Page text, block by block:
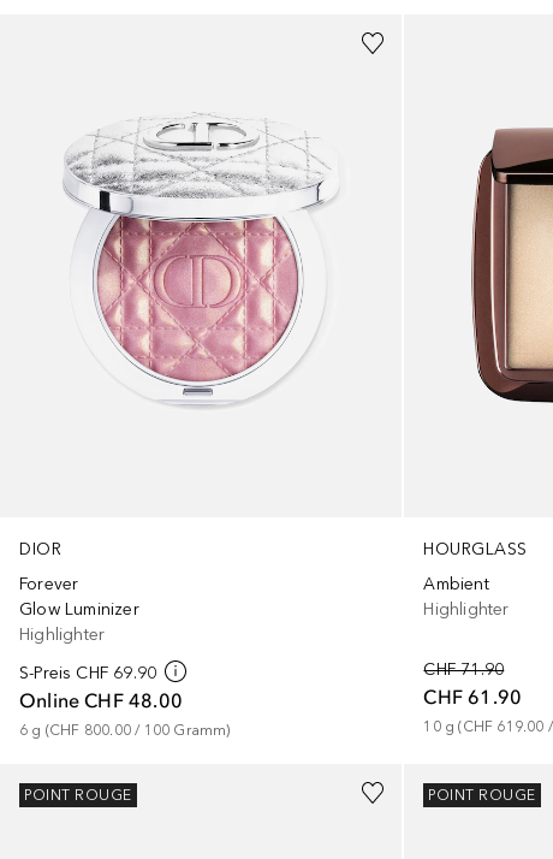
DIOR
Forever
Glow Luminizer
Highlighter
S-Preis CHF 69.90
Online CHF 48.00
6 g (CHF 800.00 / 100 Gramm)
HOURGLASS
Ambient
Highlighter
CHF 71.90
CHF 61.90
10 g (CHF 619.00 /
POINT ROUGE
+ 1
POINT ROUGE